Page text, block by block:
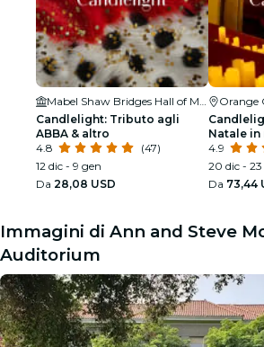
Candlelight: Tributo agli
ABBA & altro
4.8
(47)
12 dic - 9 gen
Da 28,08 USD
Orange
Natale in
4.9
20 dic - 23
Da 73,44
Immagini di Ann and Steve
Auditorium